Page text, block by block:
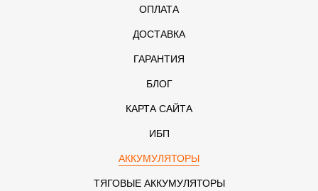
ОПЛАТА
ДОСТАВКА
ГАРАНТИЯ
БЛОГ
КАРТА САЙТА
ИБП
АККУМУЛЯТОРЫ
ТЯГОВЫЕ АККУМУЛЯТОРЫ